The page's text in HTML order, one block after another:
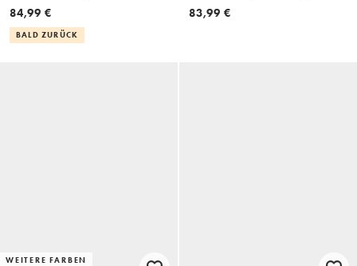
in Schwarz
84,99 €
BALD ZURÜCK
Maxikleid aus Strick in
83,99 €
WEITERE FARBEN